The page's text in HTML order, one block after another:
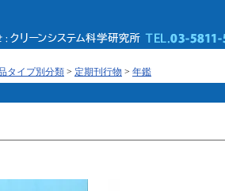
タイプ別分類 > 定期刊行物 > 年鑑